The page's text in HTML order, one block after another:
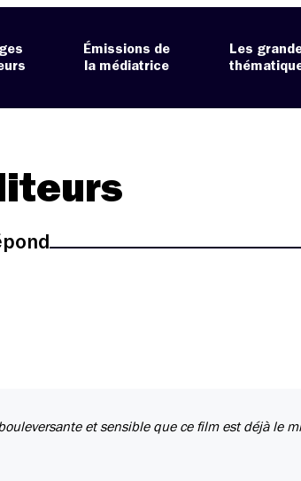
Émissions de
la médiatrice
Les
et sensible que ce film est déjà le